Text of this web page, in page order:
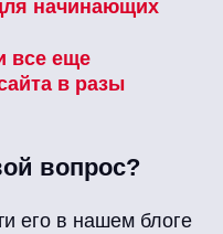
начинающих
все еще
в разы
вопрос?
его в нашем блоге